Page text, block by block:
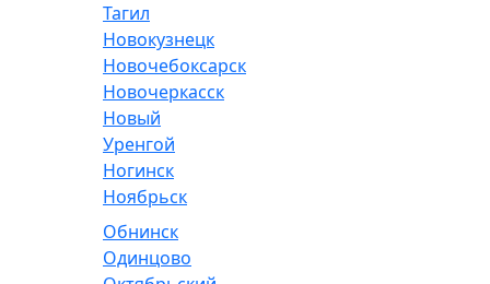
Тагил
Новокузнецк
Новочебоксарск
Новочеркасск
Новый
Уренгой
Ногинск
Ноябрьск
Обнинск
Одинцово